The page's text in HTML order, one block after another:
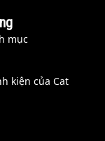
mục
kiện của Cat